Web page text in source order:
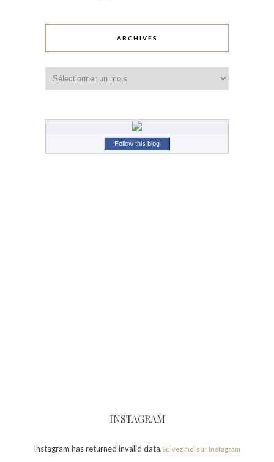
ARCHIVES
Follow this blog
INSTAGRAM
Instagram has returned invalid data.Suivez moi sur Instagram